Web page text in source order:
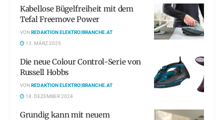
Kabellose Bügelfreiheit mit dem
Tefal Freemove Power
VONREDAKTION ELEKTRO|BRANCHE.AT
13. MÄRZ 2025
Die neue Colour Control-Serie von
Russell Hobbs
VONREDAKTION ELEKTRO|BRANCHE.AT
18. DEZEMBER 2024
Grundig kann mit neuem